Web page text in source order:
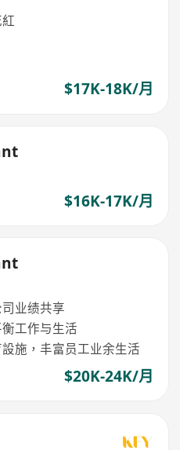
$17K-18K/月
$16K-17K/月
业绩共享
工作与生活
施，丰富员工业余生活
$20K-24K/月